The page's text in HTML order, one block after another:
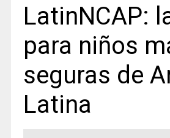
LatinNCAP:
para niños
seguras de
Latina